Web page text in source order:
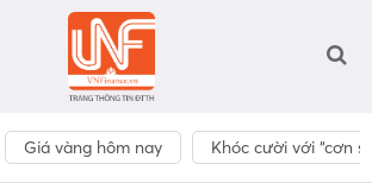
Giá vàng hôm nay Khóc cười với “cơn